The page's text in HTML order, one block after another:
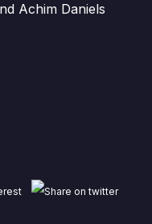
Achim Daniels